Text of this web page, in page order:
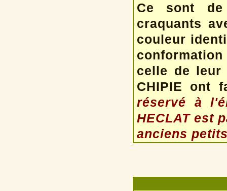
Ce sont de
craquants
couleur
celle de leur
CHIPIE ont
réservé à
HECLAT est
anciens